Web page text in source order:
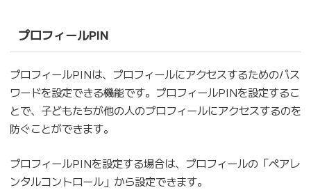
プロフィールPIN
プロフィールPINは、プロフィールにアクセスするためのパス
ワードを設定できる機能です。プロフィールPINを設定するこ
とで、子どもたちが他の人のプロフィールにアクセスするのを
防ぐことができます。
プロフィールPINを設定する場合は、プロフィールの「ペアレ
ンタルコントロール」から設定できます。